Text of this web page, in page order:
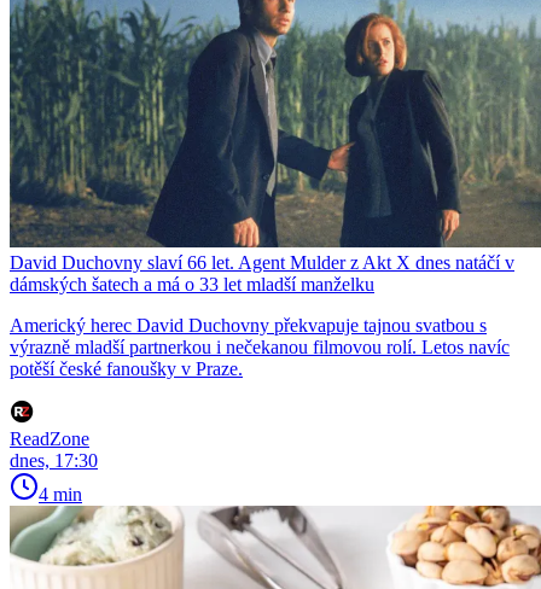
David Duchovny slaví 66 let. Agent Mulder z Akt X dnes natáčí v
dámských šatech a má o 33 let mladší manželku
Americký herec David Duchovny překvapuje tajnou svatbou s
výrazně mladší partnerkou i nečekanou filmovou rolí. Letos navíc
potěší české fanoušky v Praze.
ReadZone
dnes, 17:30
4 min